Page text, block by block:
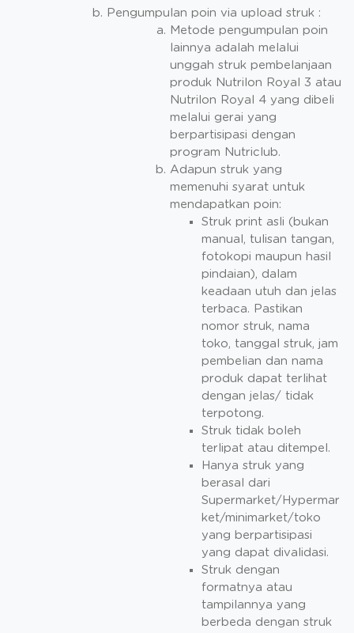
Pengumpulan poin via upload struk :
Metode pengumpulan poin
lainnya adalah melalui
unggah struk pembelanjaan
produk Nutrilon Royal 3 atau
Nutrilon Royal 4 yang dibeli
melalui gerai yang
berpartisipasi dengan
program Nutriclub.
Adapun struk yang
memenuhi syarat untuk
mendapatkan poin:
Struk print asli (bukan
manual, tulisan tangan,
fotokopi maupun hasil
pindaian), dalam
keadaan utuh dan jelas
terbaca. Pastikan
nomor struk, nama
toko, tanggal struk, jam
pembelian dan nama
produk dapat terlihat
dengan jelas/ tidak
terpotong.
Struk tidak boleh
terlipat atau ditempel.
Hanya struk yang
berasal dari
Supermarket/Hypermar
ket/minimarket/toko
yang berpartisipasi
yang dapat divalidasi.
Struk dengan
formatnya atau
tampilannya yang
berbeda dengan struk